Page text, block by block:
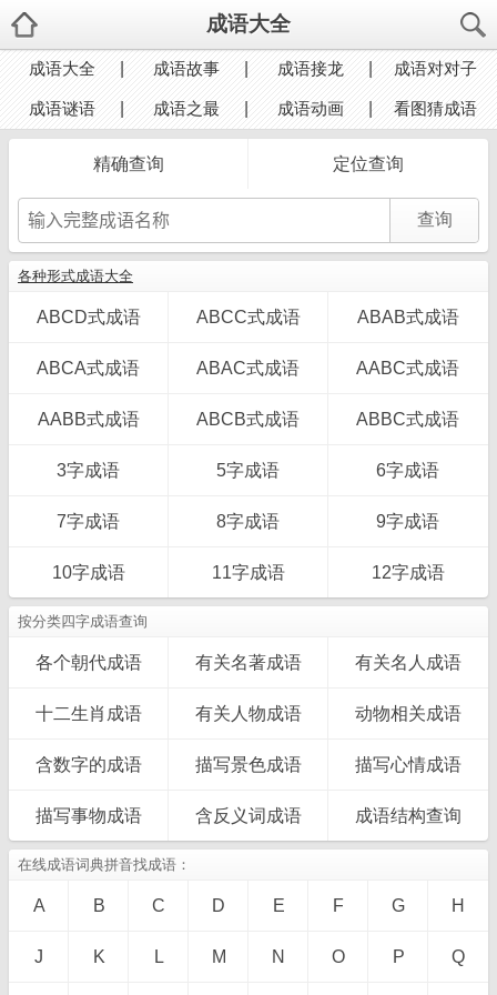
成语大全
成语大全 成语故事 成语接龙 成语对对子
成语谜语 成语之最 成语动画 看图猜成语
精确查询 定位查询
各种形式成语大全
ABCD式成语 ABCC式成语 ABAB式成语
ABCA式成语 ABAC式成语 AABC式成语
AABB式成语 ABCB式成语 ABBC式成语
3字成语 5字成语 6字成语
7字成语 8字成语 9字成语
10字成语 11字成语 12字成语
按分类四字成语查询
各个朝代成语 有关名著成语 有关名人成语
十二生肖成语 有关人物成语 动物相关成语
含数字的成语 描写景色成语 描写心情成语
描写事物成语 含反义词成语 成语结构查询
在线成语词典拼音找成语：
A B C D E F G H
J K L M N O P Q